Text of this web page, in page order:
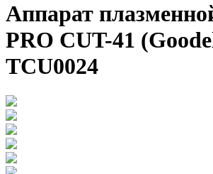
Аппарат
PRO CUT-41
TCU0024